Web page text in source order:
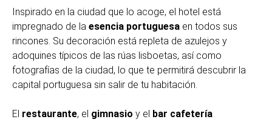
Inspirado en la ciudad que lo acoge, el hotel está
impregnado de la esencia portuguesa en todos sus
rincones. Su decoración está repleta de azulejos y
adoquines típicos de las rúas lisboetas, así como
fotografías de la ciudad, lo que te permitirá descubrir la
capital portuguesa sin salir de tu habitación.
El restaurante, el gimnasio y el bar cafetería